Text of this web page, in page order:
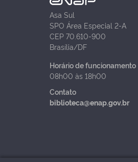
Asa Sul
SPO Área Especial 2-A
CEP 70.610-900
Brasília/DF
Horário de funcionamento
08h00 às 18h00
Contato
biblioteca@enap.gov.br